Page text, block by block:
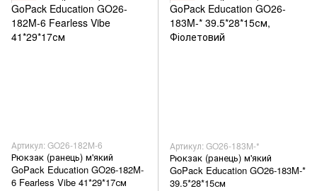
Артикул: GO26-182M-6
Рюкзак (ранець) м'який
GoPack Education GO26-182M-
6 Fearless Vibe 41*29*17см
Артикул: GO26-183M-*
Рюкзак (ранець) м'який
GoPack Education GO26-183M-*
39.5*28*15см